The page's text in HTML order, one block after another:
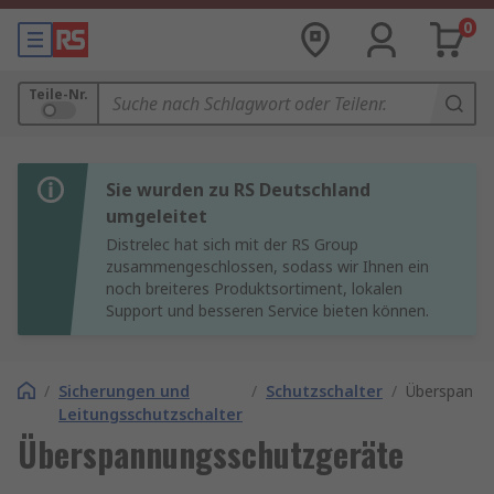
0
Teile-Nr.
Sie wurden zu RS Deutschland
umgeleitet
Distrelec hat sich mit der RS Group
zusammengeschlossen, sodass wir Ihnen ein
noch breiteres Produktsortiment, lokalen
Support und besseren Service bieten können.
/ Sicherungen und
Leitungsschutzschalter
/ Schutzschalter /
Überspannungsschutzgeräte